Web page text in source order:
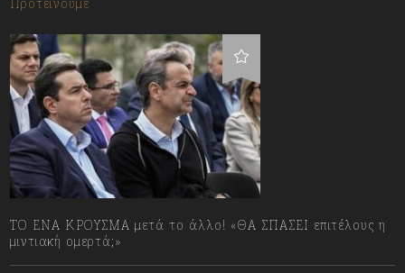
ΤΟ ΕΝΑ ΚΡΟΥΣΜΑ μετά το άλλο! «ΘΑ ΣΠΑΣΕΙ επιτέλους η
μιντιακή ομερτά;»